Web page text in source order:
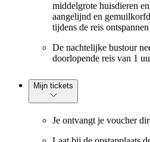
middelgrote huisdieren
aangelijnd en
tijdens de reis
De nachtelijke bustour
doorlopende reis van 1
Mijn tickets
Je ontvangt je voucher